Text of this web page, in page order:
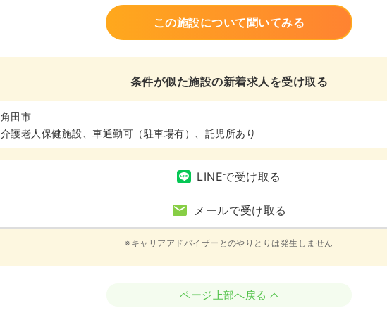
この施設について聞いてみる
条件が似た施設の新着求人を受け取る
角田市
介護老人保健施設、車通勤可（駐車場有）、託児所あり
LINEで受け取る
メールで受け取る
※キャリアアドバイザーとのやりとりは発生しません
ページ上部へ戻る